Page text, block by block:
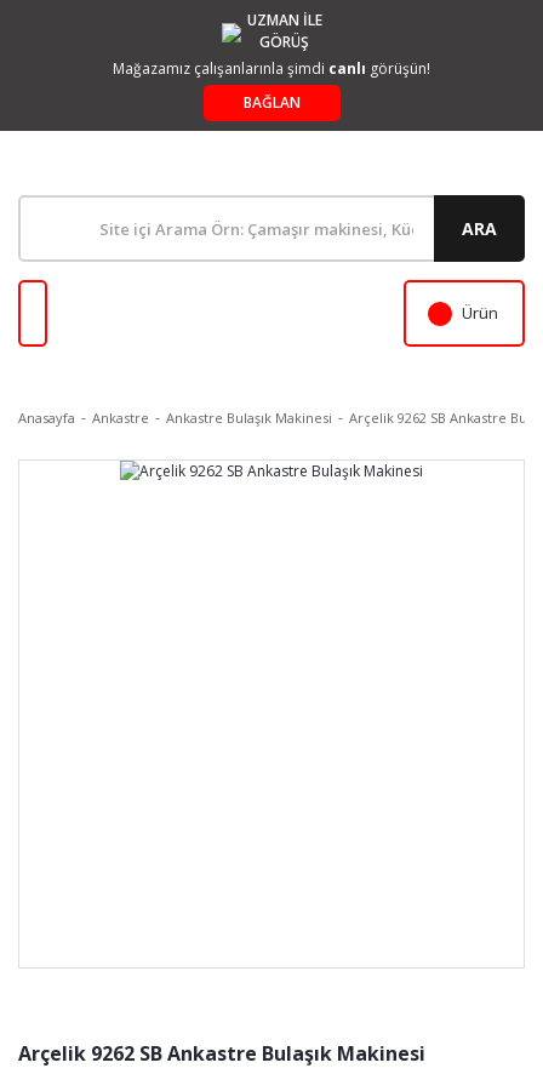
UZMAN İLE
GÖRÜŞ
Mağazamız çalışanlarınla şimdi canlı görüşün!
BAĞLAN
ARA
Ürün
Anasayfa Ankastre Ankastre Bulaşık Makinesi Arçelik 9262 SB Ankastre
Arçelik 9262 SB Ankastre Bulaşık Makinesi